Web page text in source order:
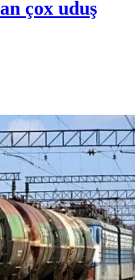
çox uduş